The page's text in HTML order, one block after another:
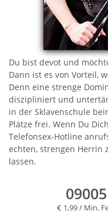
Du bist devot und
Dann ist es von Vorteil,
Denn eine strenge
diszipliniert und
in der Sklavenschule
Plätze frei. Wenn Du
Telefonsex-Hotline
echten, strengen Herrin
lassen.
09005
€ 1,99 / Min.